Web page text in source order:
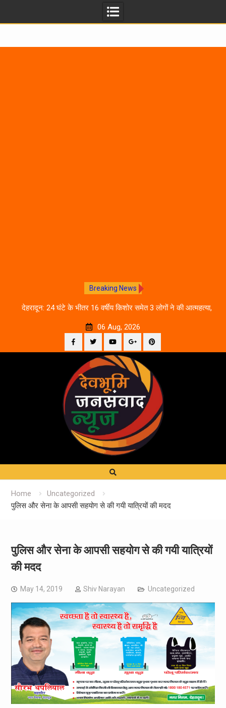
Breaking News
देहरादून: 24 घंटे के भीतर 16 वर्षीय किशोर समेत 3 लोगों ने की आत्महत्या,
06 Aug, 2026
Facebook
TwitterYouTubePlus
Google
Home
Uncategorized
पुलिस और सेना के आपसी सहयोग से की गयी यात्रियों की मदद
पुलिस और सेना के आपसी सहयोग से की गयी यात्रियों
की मदद
May 14, 2019 Shiv Narayan Uncategorized